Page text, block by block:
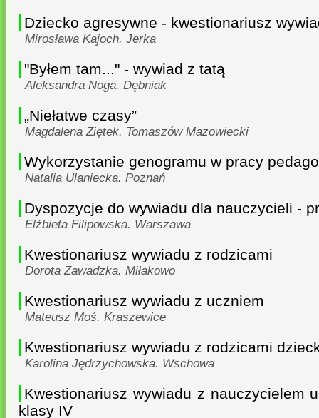
Dziecko agresywne - kwestionariusz
Mirosława Kajoch. Jerka
"Byłem tam..." - wywiad z tatą
Aleksandra Noga. Dębniak
„Niełatwe czasy”
Magdalena Ziętek. Tomaszów Mazowiecki
Wykorzystanie genogramu w pracy
Natalia Ulaniecka. Poznań
Dyspozycje do wywiadu dla nauczycieli -
Elżbieta Filipowska. Warszawa
Kwestionariusz wywiadu z rodzicami
Dorota Zawadzka. Miłakowo
Kwestionariusz wywiadu z uczniem
Mateusz Moś. Kraszewice
Kwestionariusz wywiadu z rodzicami
Karolina Jędrzychowska. Wschowa
Kwestionariusz wywiadu z nauczycielem
klasy IV